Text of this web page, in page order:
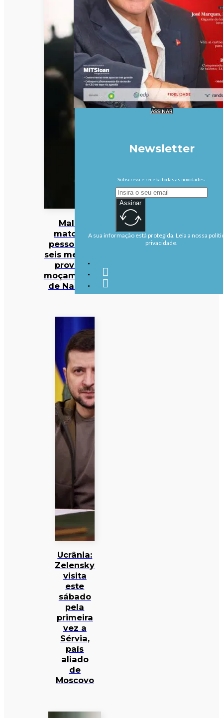
Malária
matou 47
pessoas em
seis meses na
província
moçambicana
de Nampula
Ucrânia:
Zelensky
visita
este
sábado
pela
primeira
vez a
Sérvia,
país
aliado
de
Moscovo
ASSINAR
Newsletter
Subscreva e receba todas as novidades.
Assinar
A sua informação está protegida. Leia a nossa
privacidade.